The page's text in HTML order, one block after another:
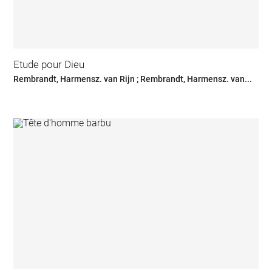
Etude pour Dieu
Rembrandt, Harmensz. van Rijn ; Rembrandt, Harmensz. van...